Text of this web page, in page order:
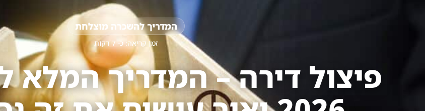
המדריך להשכרה מוצלחת
זמן קריאה: כ- 7 דקות
פיצול דירה – המדריך המלא